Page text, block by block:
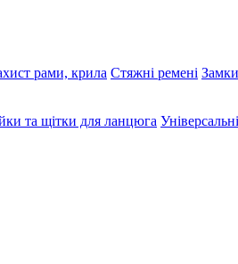
рами, крила Стяжні ремені Замки
та щітки для ланцюга